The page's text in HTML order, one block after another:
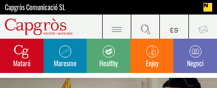
Capgròs Comunicació SL
Mataró Maresme Healthy Enjoy Negoci